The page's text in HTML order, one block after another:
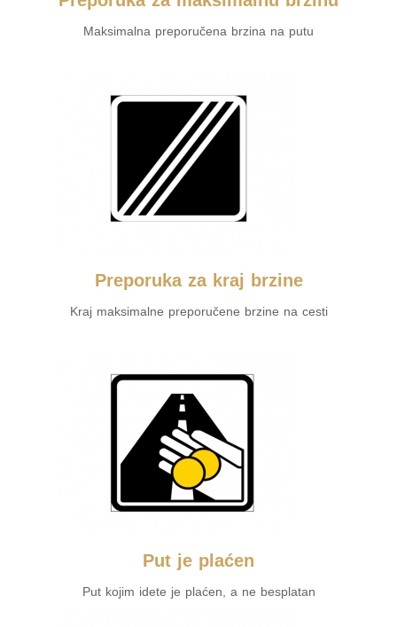
Maksimalna preporučena brzina na putu
Preporuka za kraj brzine
Kraj maksimalne preporučene brzine na cesti
Put je plaćen
Put kojim idete je plaćen, a ne besplatan